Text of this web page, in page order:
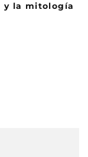
y la mitología